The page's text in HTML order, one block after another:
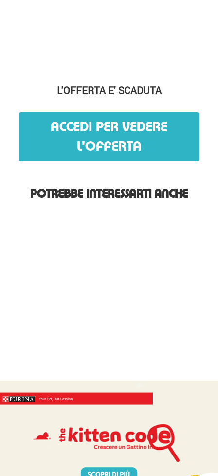
L'OFFERTA E' SCADUTA
ACCEDI PER VEDERE
L'OFFERTA
POTREBBE INTERESSARTI ANCHE